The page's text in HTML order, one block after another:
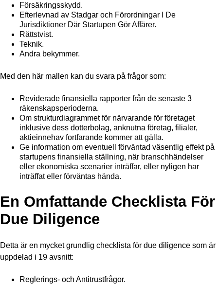
Försäkringsskydd.
Efterlevnad av Stadgar och Förordningar I De
Jurisdiktioner Där Startupen Gör Affärer.
Rättstvist.
Teknik.
Andra bekymmer.
Med den här mallen kan du svara på frågor som:
Reviderade finansiella rapporter från de senaste 3
räkenskapsperioderna.
Om strukturdiagrammet för närvarande för företaget
inklusive dess dotterbolag, anknutna företag, filialer,
aktieinnehav fortfarande kommer att gälla.
Ge information om eventuell förväntad väsentlig effekt på
startupens finansiella ställning, när branschhändelser
eller ekonomiska scenarier inträffar, eller nyligen har
inträffat eller förväntas hända.
En Omfattande Checklista För
Due Diligence
Detta är en mycket grundlig checklista för due diligence som är
uppdelad i 19 avsnitt:
Reglerings- och Antitrustfrågor.